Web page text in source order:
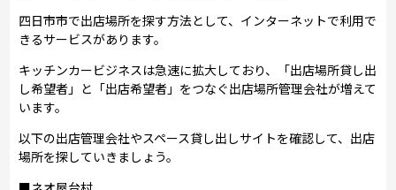
四日市市で出店場所を探す方法として、インターネットで利用で
きるサービスがあります。
キッチンカービジネスは急速に拡大しており、「出店場所貸し出
し希望者」と「出店希望者」をつなぐ出店場所管理会社が増えて
います。
以下の出店管理会社やスペース貸し出しサイトを確認して、出店
場所を探していきましょう。